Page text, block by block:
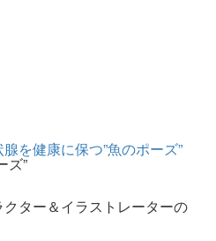
腺を健康に保つ”魚のポーズ”
ズ”
ター＆イラストレーターの